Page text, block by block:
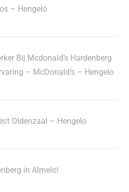
– Hengelo
Bij Mcdonald’s Hardenberg
– McDonald’s – Hengelo
Oldenzaal – Hengelo
in Almelo!